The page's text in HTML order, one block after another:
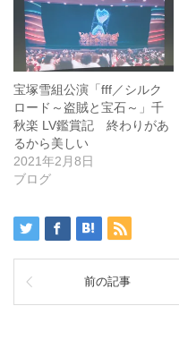
宝塚雪組公演「fff／シルク
ロード～盗賊と宝石～」千
秋楽 LV鑑賞記 終わりがあ
るから美しい
2021年2月8日
ブログ
前の記事